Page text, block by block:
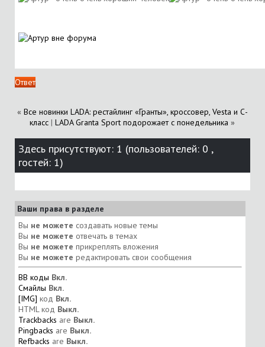
Ответ
« Все новинки LADA: рестайлинг «Гранты», кроссовер, Vesta и С-
класс |LADA Granta Sport подорожает с понедельника »
Здесь присутствуют: 1 (пользователей: 0 ,
гостей: 1)
Ваши права в разделе
Вы не можете создавать новые темы
Вы не можете отвечать в темах
Вы не можете прикреплять вложения
Вы не можете редактировать свои сообщения
BB коды Вкл.
Смайлы Вкл.
[IMG] код Вкл.
HTML код Выкл.
Trackbacks are Выкл.
Pingbacks are Выкл.
Refbacks are Выкл.